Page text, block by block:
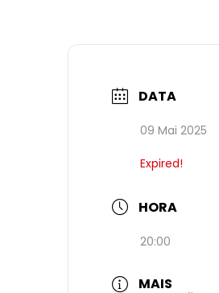
DATA
09 Mai 2025
Expired!
HORA
20:00
MAIS